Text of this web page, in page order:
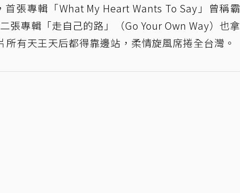
張專輯「What My Heart Wants To Say」曾稱霸
張專輯「走自己的路」（Go Your Own Way）也拿
有天王天后都得靠邊站，柔情旋風席捲全台灣。